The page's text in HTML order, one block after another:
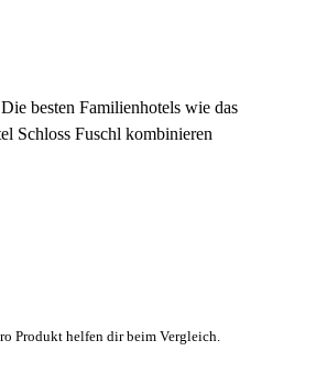
besten Familienhotels wie das
Schloss Fuschl kombinieren
Produkt helfen dir beim Vergleich.